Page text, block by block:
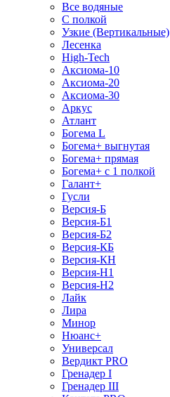
Все водяные
С полкой
Узкие (Вертикальные)
Лесенка
High-Tech
Аксиома-10
Аксиома-20
Аксиома-30
Аркус
Атлант
Богема L
Богема+ выгнутая
Богема+ прямая
Богема+ с 1 полкой
Галант+
Гусли
Версия-Б
Версия-Б1
Версия-Б2
Версия-КБ
Версия-КН
Версия-Н1
Версия-Н2
Лайк
Лира
Минор
Нюанс+
Универсал
Вердикт PRO
Гренадер I
Гренадер III